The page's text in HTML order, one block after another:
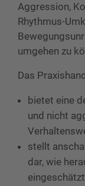
Aggression,
Rhythmus-
umgehen zu
Das
bietet eine
und nicht
stellt
dar, wie